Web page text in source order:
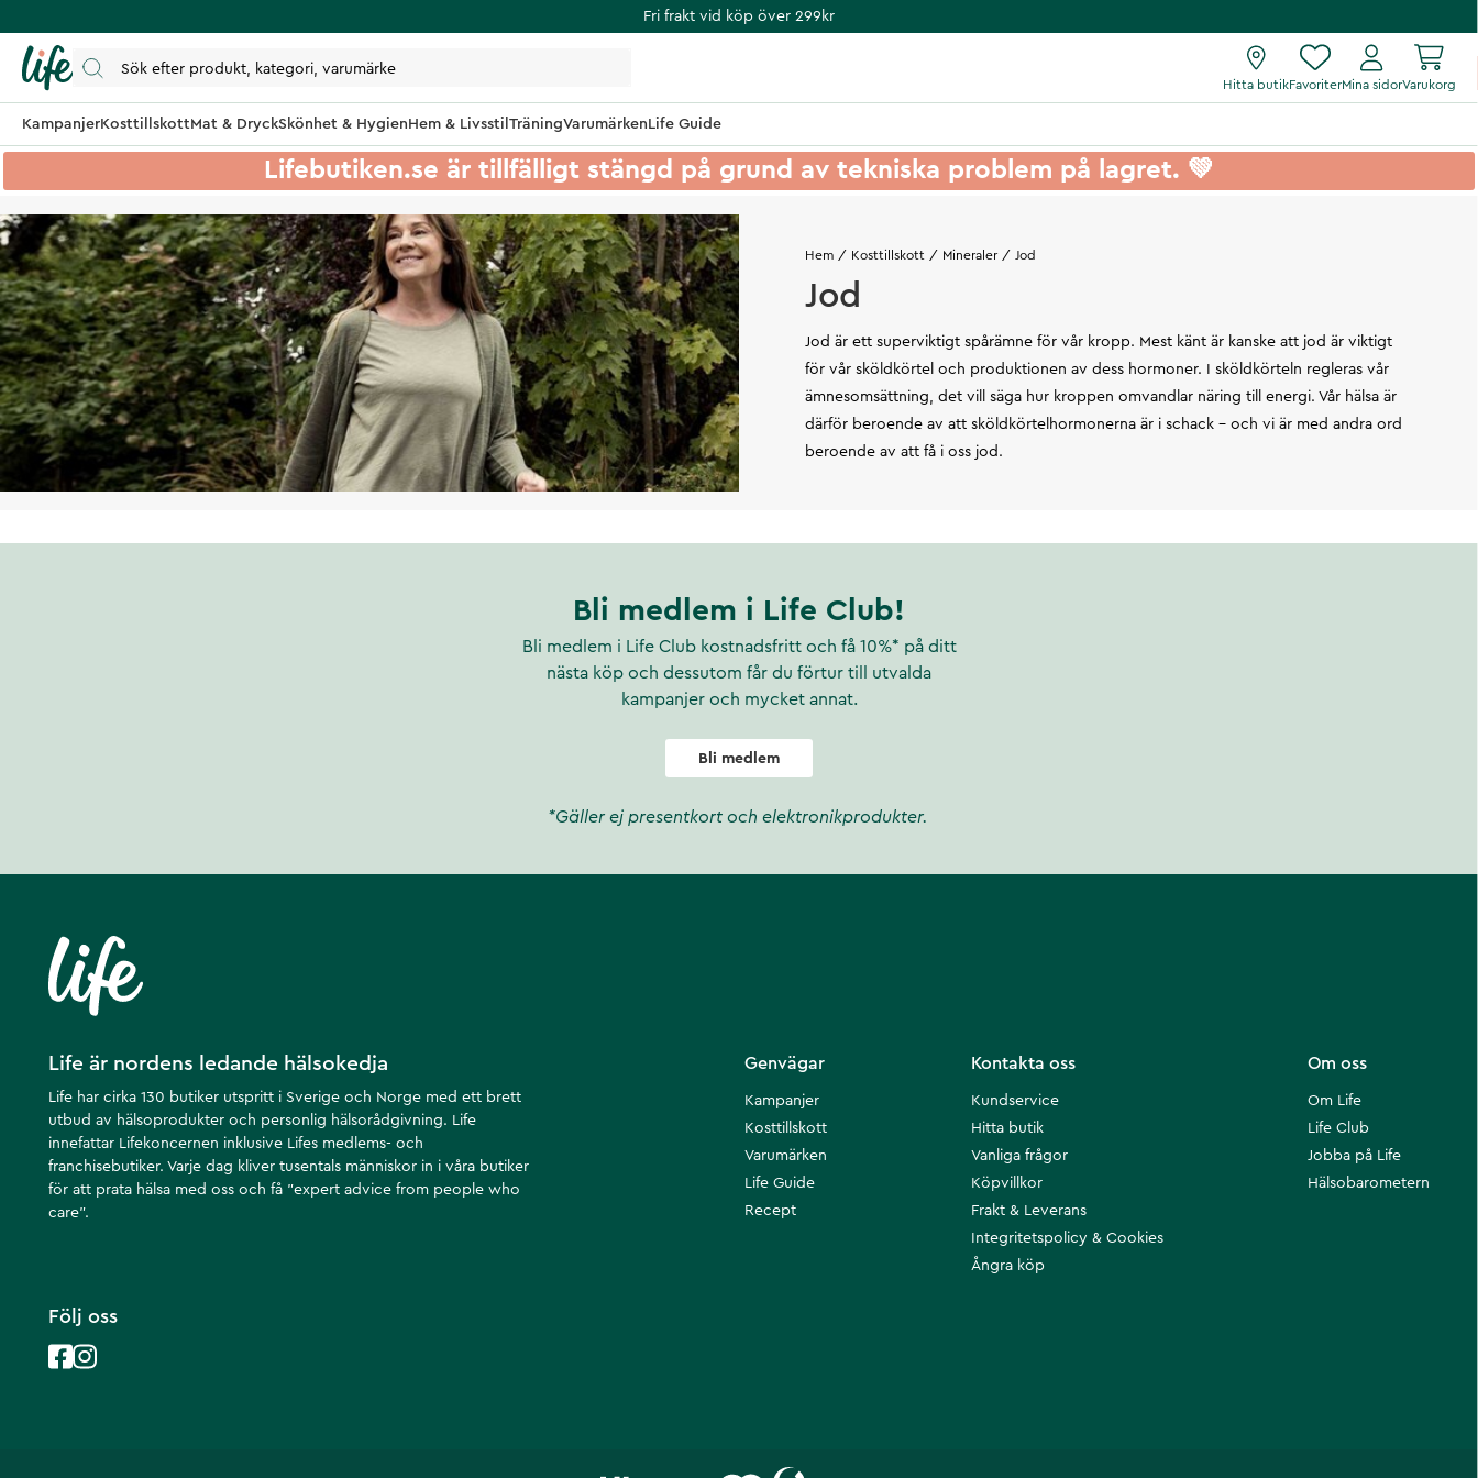
Fri frakt vid köp över 299kr
Hitta butikFavoriterMina sidorVarukorg
KampanjerKosttillskottMat & DryckSkönhet & HygienHem & Livsstil TräningVarumärkenLife Guide
Lifebutiken.se är tillfälligt stängd på grund av tekniska problem på lagret. 💚
Hem Kosttillskott Mineraler Jod
Jod
Jod är ett superviktigt spårämne för vår kropp. Mest känt är kanske att jod är viktigt
för vår sköldkörtel och produktionen av dess hormoner. I sköldkörteln regleras vår
ämnesomsättning, det vill säga hur kroppen omvandlar näring till energi. Vår hälsa är
därför beroende av att sköldkörtelhormonerna är i schack – och vi är med andra ord
beroende av att få i oss jod.
Bli medlem i Life Club!
Bli medlem i Life Club kostnadsfritt och få 10%* på ditt
nästa köp och dessutom får du förtur till utvalda
kampanjer och mycket annat.
Bli medlem
*Gäller ej presentkort och elektronikprodukter.
Life är nordens ledande hälsokedja
Life har cirka 130 butiker utspritt i Sverige och Norge med ett brett
utbud av hälsoprodukter och personlig hälsorådgivning. Life
innefattar Lifekoncernen inklusive Lifes medlems- och
franchisebutiker. Varje dag kliver tusentals människor in i våra butiker
för att prata hälsa med oss och få ”expert advice from people who
care”.
Om oss
Om Life
Life Club
Jobba på Life
Hälsobarometern
Kontakta oss
Kundservice
Hitta butik
Vanliga frågor
Köpvillkor
Frakt & Leverans
Integritetspolicy & Cookies
Ångra köp
Genvägar
Kampanjer
Kosttillskott
Varumärken
Life Guide
Recept
Följ oss